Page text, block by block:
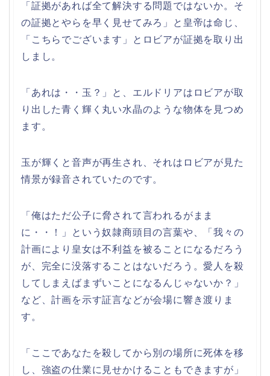
「証拠があれば全て解決する問題ではないか。そ
の証拠とやらを早く見せてみろ」と皇帝は命じ、
「こちらでございます」とロビアが証拠を取り出
しまし。
「あれは・・玉？」と、エルドリアはロビアが取
り出した青く輝く丸い水晶のような物体を見つめ
ます。
玉が輝くと音声が再生され、それはロビアが見た
情景が録音されていたのです。
「俺はただ公子に脅されて言われるがまま
に・・！」という奴隷商頭目の言葉や、「我々の
計画により皇女は不利益を被ることになるだろう
が、完全に没落することはないだろう。愛人を殺
してしまえばまずいことになるんじゃないか？」
など、計画を示す証言などが会場に響き渡りま
す。
「ここであなたを殺してから別の場所に死体を移
し、強盗の仕業に見せかけることもできますが」